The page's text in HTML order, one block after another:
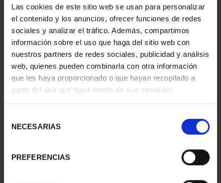
Las cookies de este sitio web se usan para personalizar
el contenido y los anuncios, ofrecer funciones de redes
sociales y analizar el tráfico. Además, compartimos
información sobre el uso que haga del sitio web con
nuestros partners de redes sociales, publicidad y análisis
web, quienes pueden combinarla con otra información
que les haya proporcionado o que hayan recopilado a
partir del uso que haya hecho de sus servicios.
NECESARIAS
PREFERENCIAS
SUSCRIPCIÓN
CAPITALES DE
PROVINCIA 1
949,00 €
Sólo para usuarios
registrados
SUSCRIPCIÓN
CAPITALES DE
PROVINCIA 2
949,00 €
Sólo para usuarios
registrados